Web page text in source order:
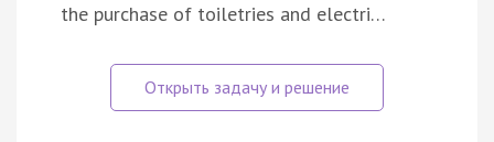
the purchase of toiletries and electri…